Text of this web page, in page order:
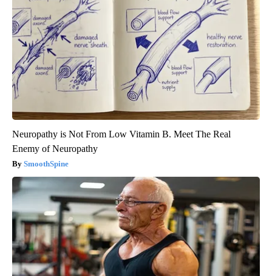
Neuropathy is Not From Low Vitamin B. Meet The Real
Enemy of Neuropathy
SmoothSpine